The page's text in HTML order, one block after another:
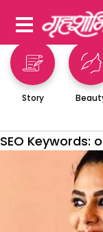
Story
SEO Keywords: